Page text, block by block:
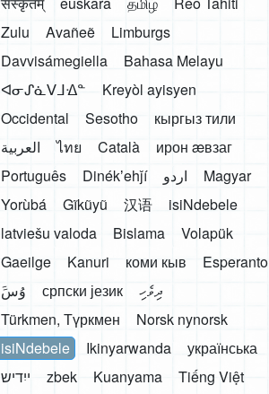
Zulu
Avañeẽ
Limburgs
Davvisámegiella
Bahasa Melayu
ᐊᓂᔑᓈᐯᒧᐎᓐ
Kreyòl ayisyen
Occidental
Sesotho
кыргыз тили
العربية
ไทย Català
ирон æвзаг
Português
Dinékʼehǰí اردو
Magyar
Yorùbá
Gĩkũyũ 汉语
isiNdebele
latviešu valoda
Bislama
Volapük
Gaeilge
Kanuri коми кыв
Esperanto
َوُسَ
српски језик
ދިވެހި
Türkmen, Түркмен
Norsk nynorsk
isiNdebele
Ikinyarwanda
українська
ייִדיש
zbek Kuanyama
Tiếng Việt